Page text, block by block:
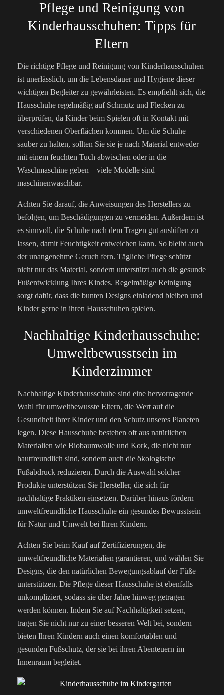
Pflege und Reinigung von
Kinderhausschuhen: Tipps für
Eltern
Die richtige Pflege und Reinigung von Kinderhausschuhen
ist unerlässlich, um die Lebensdauer und Hygiene dieser
wichtigen Begleiter zu gewährleisten. Es empfiehlt sich, die
Hausschuhe regelmäßig auf Schmutz und Flecken zu
überprüfen, da Kinder beim Spielen oft in Kontakt mit
verschiedenen Oberflächen kommen. Um die Schuhe
sauber zu halten, sollten Sie sie je nach Material entweder
mit einem feuchten Tuch abwischen oder in die
Waschmaschine geben – viele Modelle sind
maschinenwaschbar.
Achten Sie darauf, die Anweisungen des Herstellers zu
befolgen, um Beschädigungen zu vermeiden. Außerdem ist
es sinnvoll, die Schuhe nach dem Tragen gut auslüften zu
lassen, damit Feuchtigkeit entweichen kann. So bleibt auch
der unangenehme Geruch fern. Tägliche Pflege schützt
nicht nur das Material, sondern unterstützt auch die gesunde
Fußentwicklung Ihres Kindes. Regelmäßige Reinigung
sorgt dafür, dass die bunten Designs einladend bleiben und
Kinder gerne in ihren Hausschuhen spielen.
Nachhaltige Kinderhausschuhe:
Umweltbewusstsein im
Kinderzimmer
Nachhaltige Kinderhausschuhe sind eine hervorragende
Wahl für umweltbewusste Eltern, die Wert auf die
Gesundheit ihrer Kinder und den Schutz unseres Planeten
legen. Diese Hausschuhe bestehen oft aus natürlichen
Materialien wie Biobaumwolle und Kork, die nicht nur
hautfreundlich sind, sondern auch die ökologische
Fußabdruck reduzieren. Durch die Auswahl solcher
Produkte unterstützen Sie Hersteller, die sich für
nachhaltige Praktiken einsetzen. Darüber hinaus fördern
umweltfreundliche Hausschuhe ein gesundes Bewusstsein
für Natur und Umwelt bei Ihren Kindern.
Achten Sie beim Kauf auf Zertifizierungen, die
umweltfreundliche Materialien garantieren, und wählen Sie
Designs, die den natürlichen Bewegungsablauf der Füße
unterstützen. Die Pflege dieser Hausschuhe ist ebenfalls
unkompliziert, sodass sie über Jahre hinweg getragen
werden können. Indem Sie auf Nachhaltigkeit setzen,
tragen Sie nicht nur zu einer besseren Welt bei, sondern
bieten Ihren Kindern auch einen komfortablen und
gesunden Fußschutz, der sie bei ihren Abenteuern im
Innenraum begleitet.